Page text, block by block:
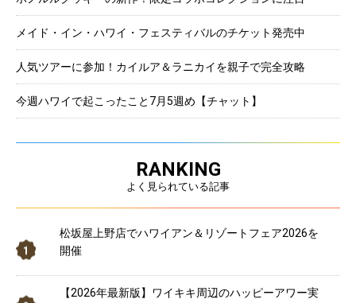
メイド・イン・ハワイ・フェスティバルのチケット発売中
人気ツアーに参加！カイルア＆ラニカイを親子で完全攻略
今週ハワイで起こったこと7月5週め【チャット】
RANKING
よく見られている記事
松坂屋上野店でハワイアン＆リゾートフェア2026を
開催
【2026年最新版】ワイキキ周辺のハッピーアワー実